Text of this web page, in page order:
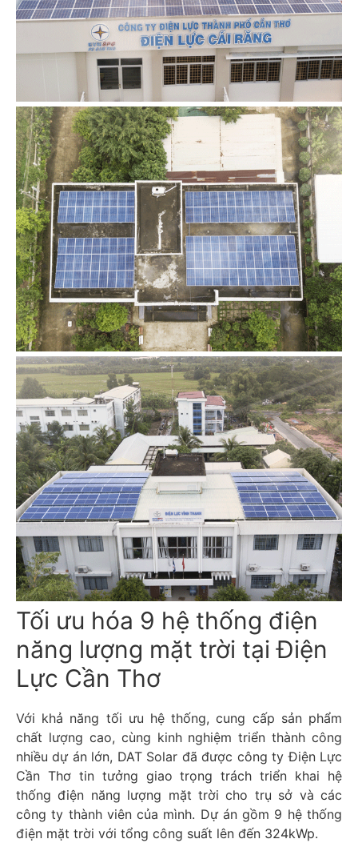
Tối ưu hóa 9 hệ thống điện
năng lượng mặt trời tại Điện
Lực Cần Thơ
Với khả năng tối ưu hệ thống, cung cấp sản phẩm
chất lượng cao, cùng kinh nghiệm triển thành công
nhiều dự án lớn, DAT Solar đã được công ty Điện Lực
Cần Thơ tin tưởng giao trọng trách triển khai hệ
thống điện năng lượng mặt trời cho trụ sở và các
công ty thành viên của mình. Dự án gồm 9 hệ thống
điện mặt trời với tổng công suất lên đến 324kWp.